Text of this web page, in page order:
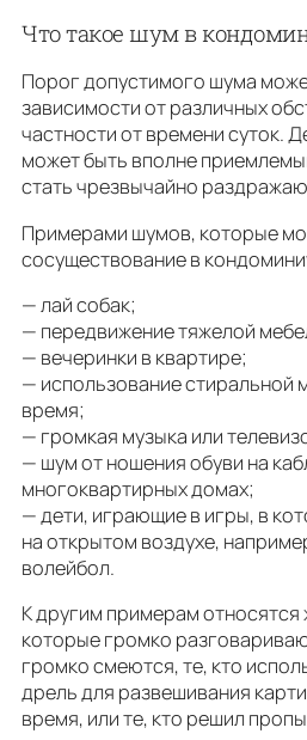
Что такое шум в
Порог допустимого шума
зависимости от различных
частности от времени суток.
может быть вполне
стать чрезвычайно
Примерами шумов, которые
сосуществование в
— лай собак;
— передвижение тяжелой
— вечеринки в квартире;
— использование стиральной
время;
— громкая музыка или
— шум от ношения обуви на
многоквартирных домах;
— дети, играющие в игры, в
на открытом воздухе,
волейбол.
К другим примерам относятся
которые громко
громко смеются, те, кто
дрель для развешивания
время, или те, кто решил